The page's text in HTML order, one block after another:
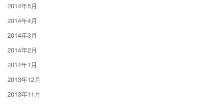
2014年5月
2014年4月
2014年3月
2014年2月
2014年1月
2013年12月
2013年11月